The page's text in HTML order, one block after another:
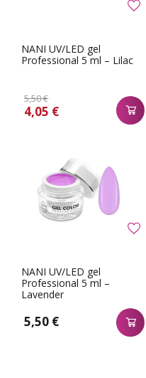
NANI UV/LED gel
Professional 5 ml – Lilac
5,50 €
4,05 €
NANI UV/LED gel
Professional 5 ml –
Lavender
5,50 €